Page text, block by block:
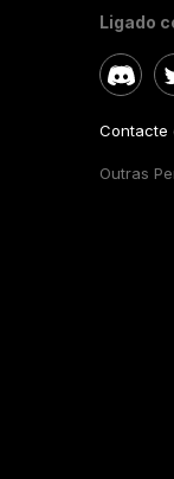
Ligado
Contacte
Outras